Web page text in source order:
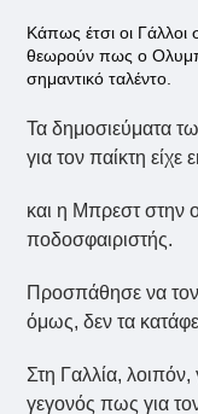
Κάπως έτσι οι Γάλλοι
θεωρούν πως ο
σημαντικό ταλέντο.
Τα δημοσιεύματα
για τον παίκτη
και η Μπρεστ στην
ποδοσφαιριστής.
Προσπάθησε να
όμως, δεν τα
Στη Γαλλία, λοιπόν,
γεγονός πως για